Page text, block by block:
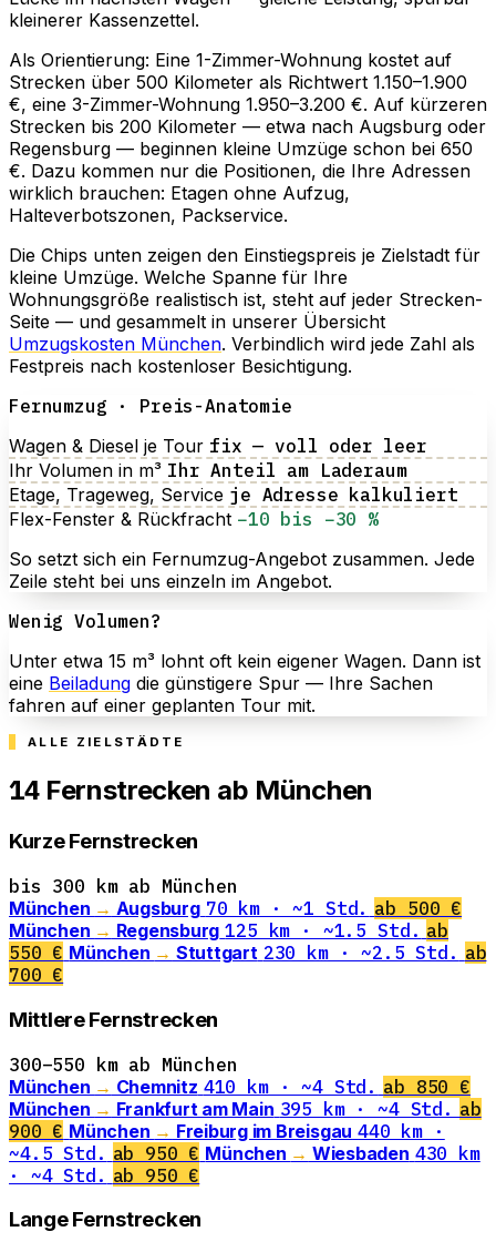
kleinerer Kassenzettel.
Als Orientierung: Eine 1-Zimmer-Wohnung kostet auf
Strecken über 500 Kilometer als Richtwert 1.150–1.900
€, eine 3-Zimmer-Wohnung 1.950–3.200 €. Auf kürzeren
Strecken bis 200 Kilometer — etwa nach Augsburg oder
Regensburg — beginnen kleine Umzüge schon bei 650
€. Dazu kommen nur die Positionen, die Ihre Adressen
wirklich brauchen: Etagen ohne Aufzug,
Halteverbotszonen, Packservice.
Die Chips unten zeigen den Einstiegspreis je Zielstadt für
kleine Umzüge. Welche Spanne für Ihre
Wohnungsgröße realistisch ist, steht auf jeder Strecken-
Seite — und gesammelt in unserer Übersicht
Umzugskosten München. Verbindlich wird jede Zahl als
Festpreis nach kostenloser Besichtigung.
Fernumzug · Preis-Anatomie
Wagen & Diesel je Tour fix — voll oder leer
Ihr Volumen in m³ Ihr Anteil am Laderaum
Etage, Trageweg, Service je Adresse kalkuliert
Flex-Fenster & Rückfracht −10 bis −30 %
So setzt sich ein Fernumzug-Angebot zusammen. Jede
Zeile steht bei uns einzeln im Angebot.
Wenig Volumen?
Unter etwa 15 m³ lohnt oft kein eigener Wagen. Dann ist
eine Beiladung die günstigere Spur — Ihre Sachen
fahren auf einer geplanten Tour mit.
ALLE ZIELSTÄDTE
14Fernstrecken ab München
Kurze Fernstrecken
bis 300 km ab München
München → Augsburg 70 km · ~1 Std. ab 500 €
München → Regensburg 125 km · ~1.5 Std. ab
550 € München → Stuttgart 230 km · ~2.5 Std. ab
700 €
Mittlere Fernstrecken
300–550 km ab München
München → Chemnitz 410 km · ~4 Std. ab 850 €
München → Frankfurt am Main 395 km · ~4 Std. ab
900 € München → Freiburg im Breisgau 440 km ·
~4.5 Std. ab 950 € München → Wiesbaden 430 km
· ~4 Std. ab 950 €
Lange Fernstrecken